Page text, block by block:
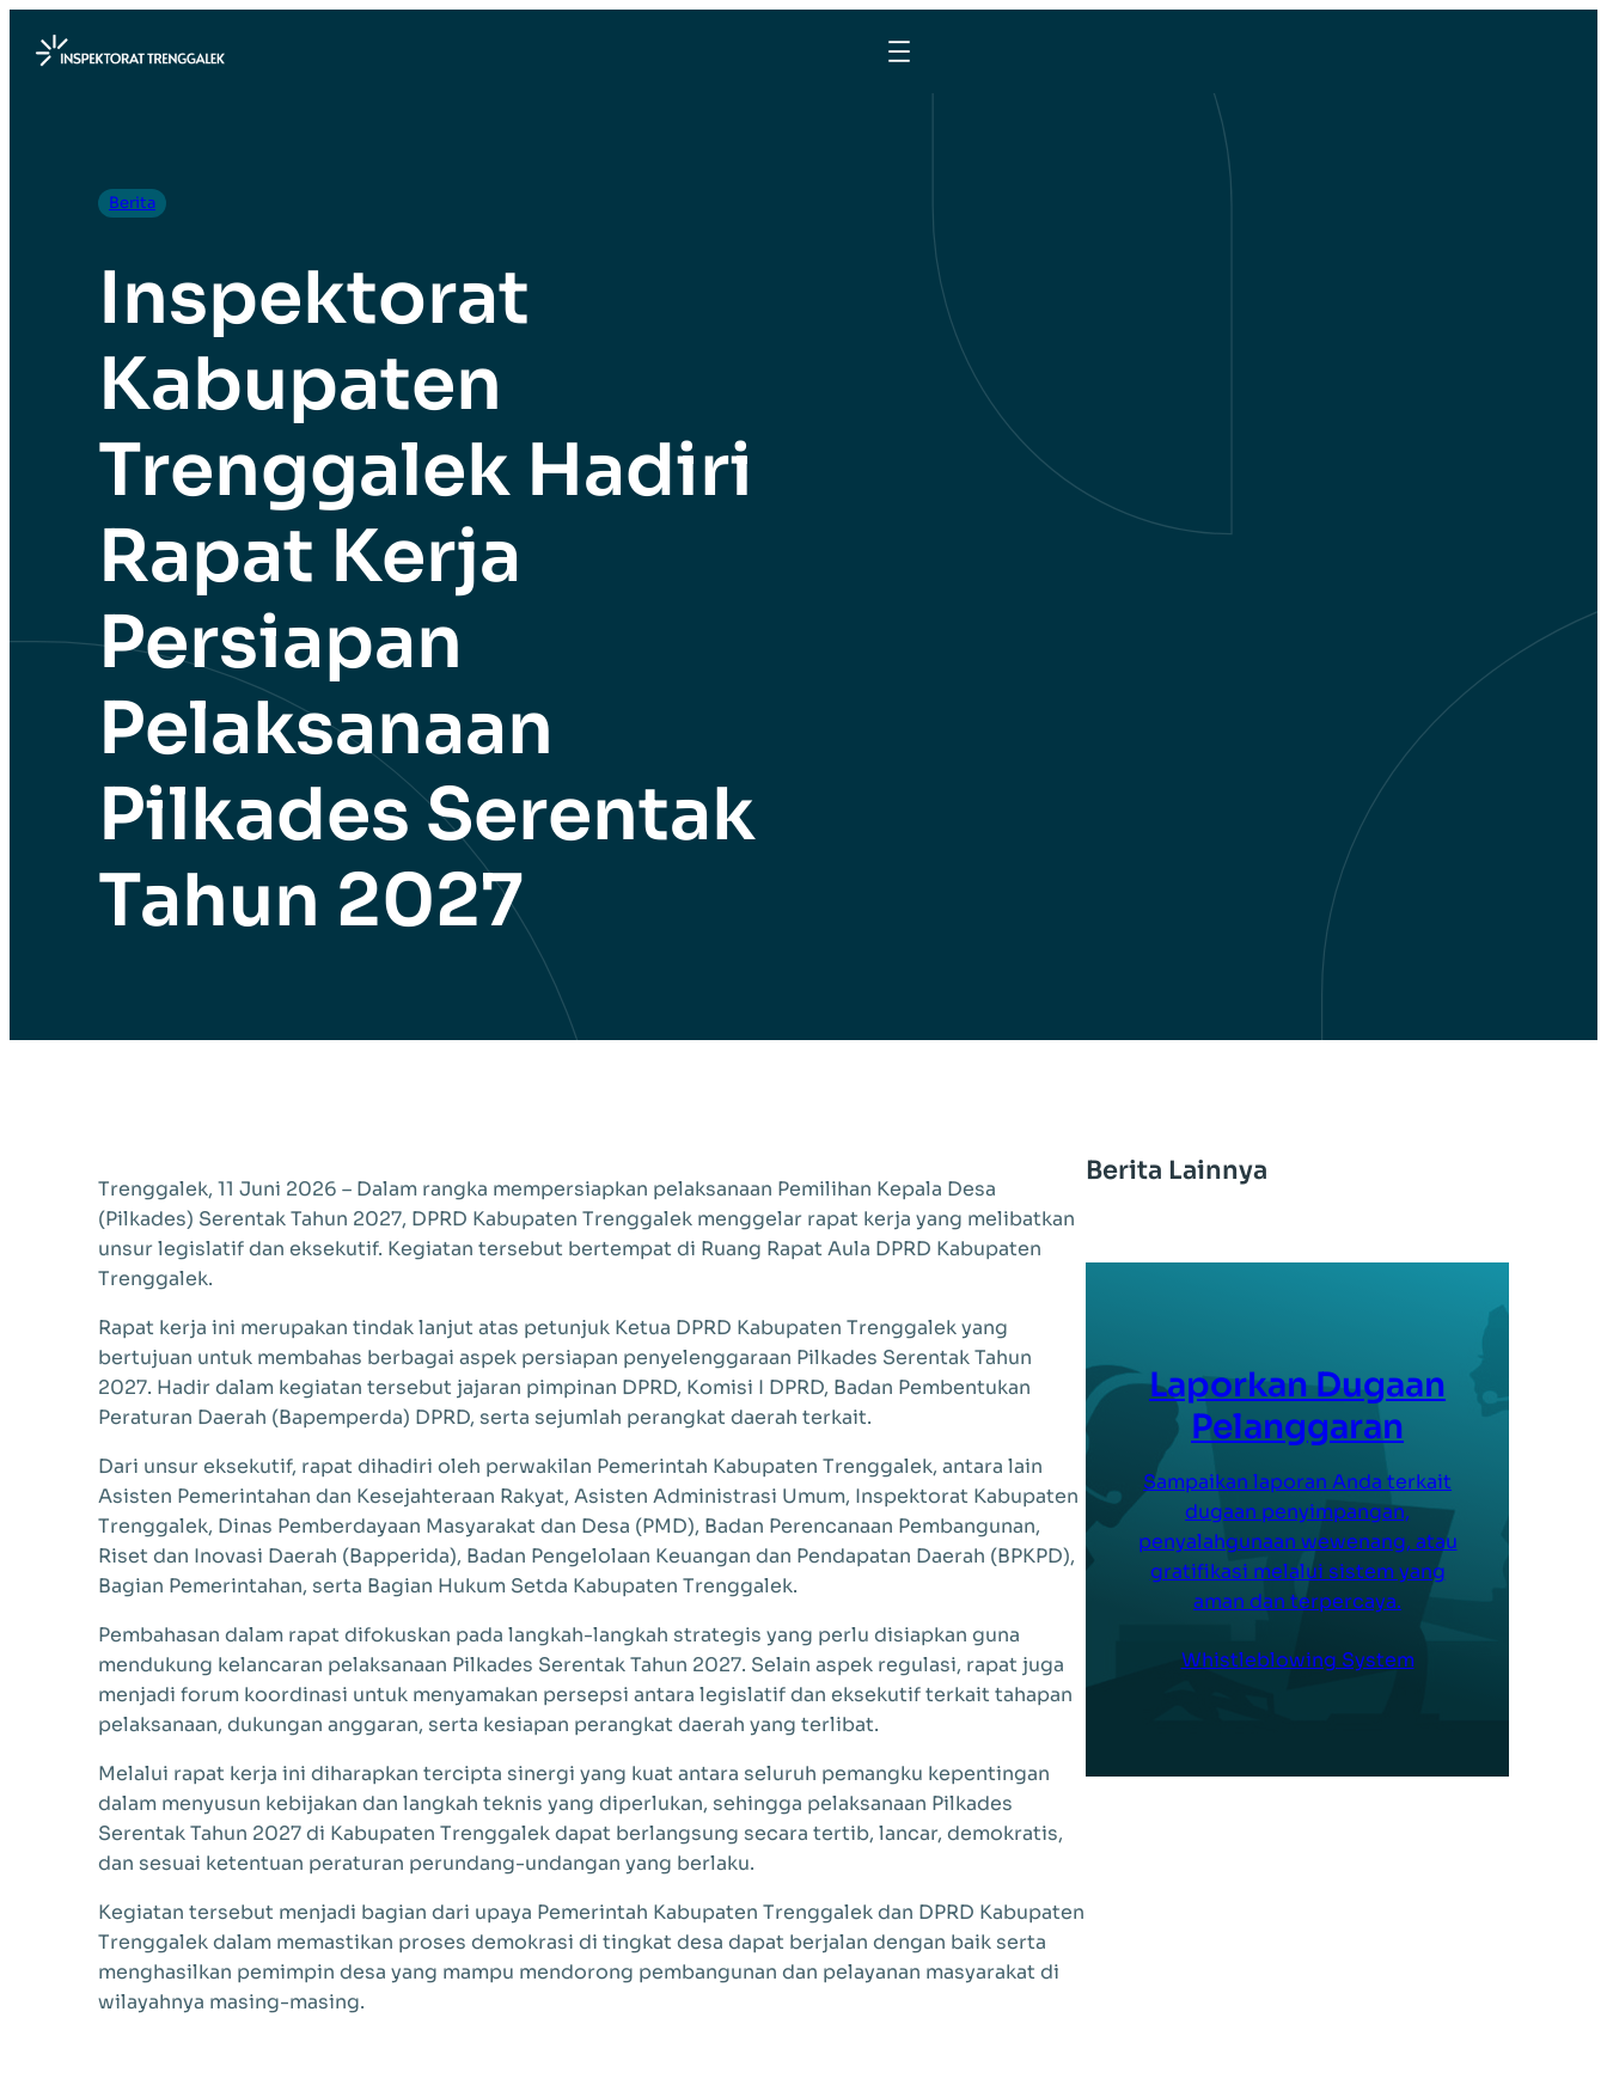
Berita
Inspektorat
Kabupaten
Trenggalek Hadiri
Rapat Kerja
Persiapan
Pelaksanaan
Pilkades Serentak
Tahun 2027
Trenggalek, 11 Juni 2026 – Dalam rangka mempersiapkan pelaksanaan Pemilihan Kepala Desa
(Pilkades) Serentak Tahun 2027, DPRD Kabupaten Trenggalek menggelar rapat kerja yang melibatkan
unsur legislatif dan eksekutif. Kegiatan tersebut bertempat di Ruang Rapat Aula DPRD Kabupaten
Trenggalek.
Rapat kerja ini merupakan tindak lanjut atas petunjuk Ketua DPRD Kabupaten Trenggalek yang
bertujuan untuk membahas berbagai aspek persiapan penyelenggaraan Pilkades Serentak Tahun
2027. Hadir dalam kegiatan tersebut jajaran pimpinan DPRD, Komisi I DPRD, Badan Pembentukan
Peraturan Daerah (Bapemperda) DPRD, serta sejumlah perangkat daerah terkait.
Dari unsur eksekutif, rapat dihadiri oleh perwakilan Pemerintah Kabupaten Trenggalek, antara lain
Asisten Pemerintahan dan Kesejahteraan Rakyat, Asisten Administrasi Umum, Inspektorat Kabupaten
Trenggalek, Dinas Pemberdayaan Masyarakat dan Desa (PMD), Badan Perencanaan Pembangunan,
Riset dan Inovasi Daerah (Bapperida), Badan Pengelolaan Keuangan dan Pendapatan Daerah (BPKPD),
Bagian Pemerintahan, serta Bagian Hukum Setda Kabupaten Trenggalek.
Pembahasan dalam rapat difokuskan pada langkah-langkah strategis yang perlu disiapkan guna
mendukung kelancaran pelaksanaan Pilkades Serentak Tahun 2027. Selain aspek regulasi, rapat juga
menjadi forum koordinasi untuk menyamakan persepsi antara legislatif dan eksekutif terkait tahapan
pelaksanaan, dukungan anggaran, serta kesiapan perangkat daerah yang terlibat.
Melalui rapat kerja ini diharapkan tercipta sinergi yang kuat antara seluruh pemangku kepentingan
dalam menyusun kebijakan dan langkah teknis yang diperlukan, sehingga pelaksanaan Pilkades
Serentak Tahun 2027 di Kabupaten Trenggalek dapat berlangsung secara tertib, lancar, demokratis,
dan sesuai ketentuan peraturan perundang-undangan yang berlaku.
Kegiatan tersebut menjadi bagian dari upaya Pemerintah Kabupaten Trenggalek dan DPRD Kabupaten
Trenggalek dalam memastikan proses demokrasi di tingkat desa dapat berjalan dengan baik serta
menghasilkan pemimpin desa yang mampu mendorong pembangunan dan pelayanan masyarakat di
wilayahnya masing-masing.
Berita Lainnya
Laporkan Dugaan
Pelanggaran
Sampaikan laporan Anda terkait
dugaan penyimpangan,
penyalahgunaan wewenang, atau
gratifikasi melalui sistem yang
aman dan terpercaya.
Whistleblowing System